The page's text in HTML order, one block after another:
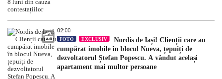
02:00
FOTO EXCLUSIV
Nordis de Iași! Clienții care au
cumpărat imobile în blocul Nueva, țepuiți de
dezvoltatorul Ștefan Popescu. A vândut același
apartament mai multor persoane